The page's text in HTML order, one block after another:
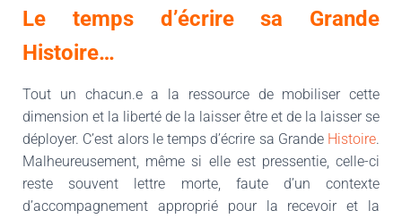
Le temps d’écrire sa Grande
Histoire…
Tout un chacun.e a la ressource de mobiliser cette
dimension et la liberté de la laisser être et de la laisser se
déployer. C’est alors le temps d’écrire sa Grande Histoire.
Malheureusement, même si elle est pressentie, celle-ci
reste souvent lettre morte, faute d’un contexte
d’accompagnement approprié pour la recevoir et la